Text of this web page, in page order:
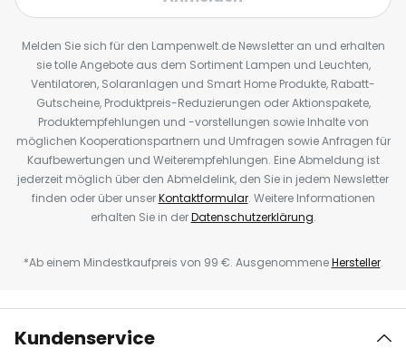
Melden Sie sich für den Lampenwelt.de Newsletter an und erhalten
sie tolle Angebote aus dem Sortiment Lampen und Leuchten,
Ventilatoren, Solaranlagen und Smart Home Produkte, Rabatt-
Gutscheine, Produktpreis-Reduzierungen oder Aktionspakete,
Produktempfehlungen und -vorstellungen sowie Inhalte von
möglichen Kooperationspartnern und Umfragen sowie Anfragen für
Kaufbewertungen und Weiterempfehlungen. Eine Abmeldung ist
jederzeit möglich über den Abmeldelink, den Sie in jedem Newsletter
finden oder über unserKontaktformular. Weitere Informationen
erhalten Sie in derDatenschutzerklärung.
*Ab einem Mindestkaufpreis von 99 €. AusgenommeneHersteller.
Kundenservice